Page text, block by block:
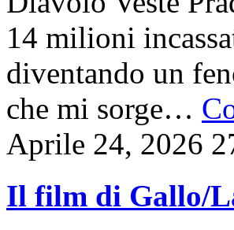
14 milioni
diventando un
che mi sorge…
Aprile 24, 2026
Il film di Gallo/